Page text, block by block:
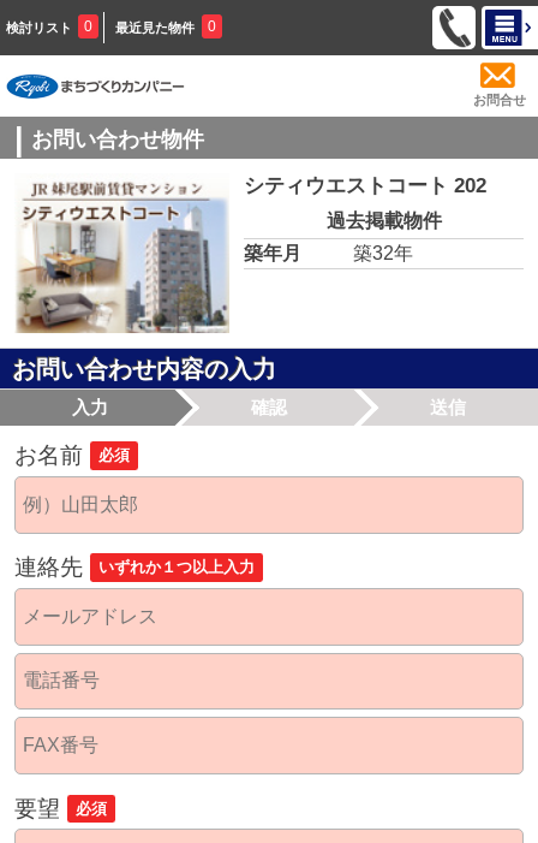
検討リスト 0 最近見た物件 0
お問合せ
お問い合わせ物件
シティウエストコート 202
過去掲載物件
築年月
築32年
お問い合わせ内容の入力
入力 確認 送信
お名前 必須
連絡先 いずれか１つ以上入力
要望 必須